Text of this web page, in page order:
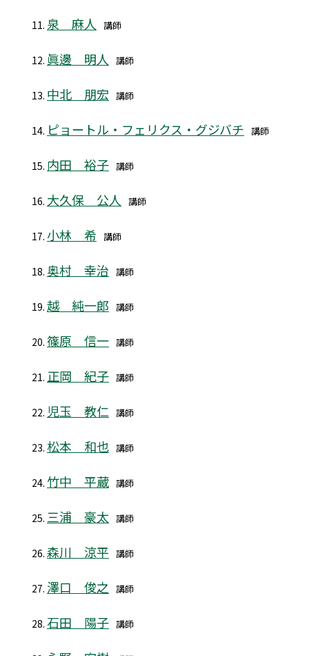
泉 麻人 講師
眞邊 明人 講師
中北 朋宏 講師
ピョートル・フェリクス・グジバチ 講師
内田 裕子 講師
大久保 公人 講師
小林 希 講師
奥村 幸治 講師
越 純一郎 講師
篠原 信一 講師
正岡 紀子 講師
児玉 教仁 講師
松本 和也 講師
竹中 平蔵 講師
三浦 豪太 講師
森川 涼平 講師
澤口 俊之 講師
石田 陽子 講師